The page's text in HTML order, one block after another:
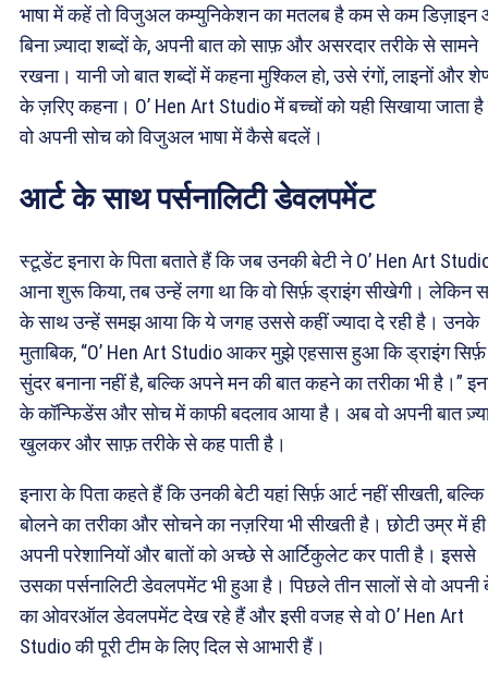
भाषा में कहें तो विजुअल कम्युनिकेशन का मतलब है कम से कम डिज़ाइन
बिना ज़्यादा शब्दों के, अपनी बात को साफ़ और असरदार तरीके से सामने
रखना। यानी जो बात शब्दों में कहना मुश्किल हो, उसे रंगों, लाइनों और
के ज़रिए कहना। O’ Hen Art Studio में बच्चों को यही सिखाया जाता है
वो अपनी सोच को विजुअल भाषा में कैसे बदलें।
आर्ट के साथ पर्सनालिटी डेवलपमेंट
स्टूडेंट इनारा के पिता बताते हैं कि जब उनकी बेटी ने O’ Hen Art
आना शुरू किया, तब उन्हें लगा था कि वो सिर्फ़ ड्राइंग सीखेगी। लेकिन
के साथ उन्हें समझ आया कि ये जगह उससे कहीं ज्यादा दे रही है। उनके
मुताबिक, “O’ Hen Art Studio आकर मुझे एहसास हुआ कि ड्राइंग सिर्फ़
सुंदर बनाना नहीं है, बल्कि अपने मन की बात कहने का तरीका भी है।”
के कॉन्फिडेंस और सोच में काफी बदलाव आया है। अब वो अपनी बात
खुलकर और साफ़ तरीके से कह पाती है।
इनारा के पिता कहते हैं कि उनकी बेटी यहां सिर्फ़ आर्ट नहीं सीखती, बल्कि
बोलने का तरीका और सोचने का नज़रिया भी सीखती है। छोटी उम्र में ही
अपनी परेशानियों और बातों को अच्छे से आर्टिकुलेट कर पाती है। इससे
उसका पर्सनालिटी डेवलपमेंट भी हुआ है। पिछले तीन सालों से वो अपनी
का ओवरऑल डेवलपमेंट देख रहे हैं और इसी वजह से वो O’ Hen Art
Studio की पूरी टीम के लिए दिल से आभारी हैं।